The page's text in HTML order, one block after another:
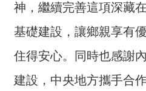
RSS
站
神，繼續完善這項深藏
基礎建設，讓鄉親享有
住得安心。同時也感謝
建設，中央地方攜手合